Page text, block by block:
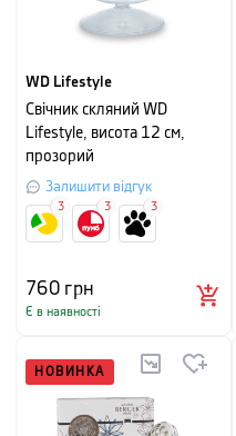
WD Lifestyle
Свічник скляний WD
Lifestyle, висота 12 см,
прозорий
Залишити відгук
760грн
Є в наявності
3 3 3
НОВИНКА